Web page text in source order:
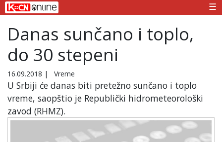
☰
Danas sunčano i toplo,
do 30 stepeni
16.09.2018 | Vreme
U Srbiji će danas biti pretežno sunčano i toplo
vreme, saopštio je Republički hidrometeorološki
zavod (RHMZ).